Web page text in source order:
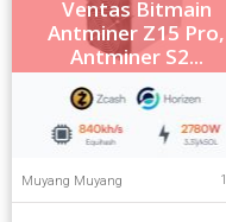
Ventas Bitmain
Antminer Z15 Pro,
Antminer S2...
Muyang Muyang 1